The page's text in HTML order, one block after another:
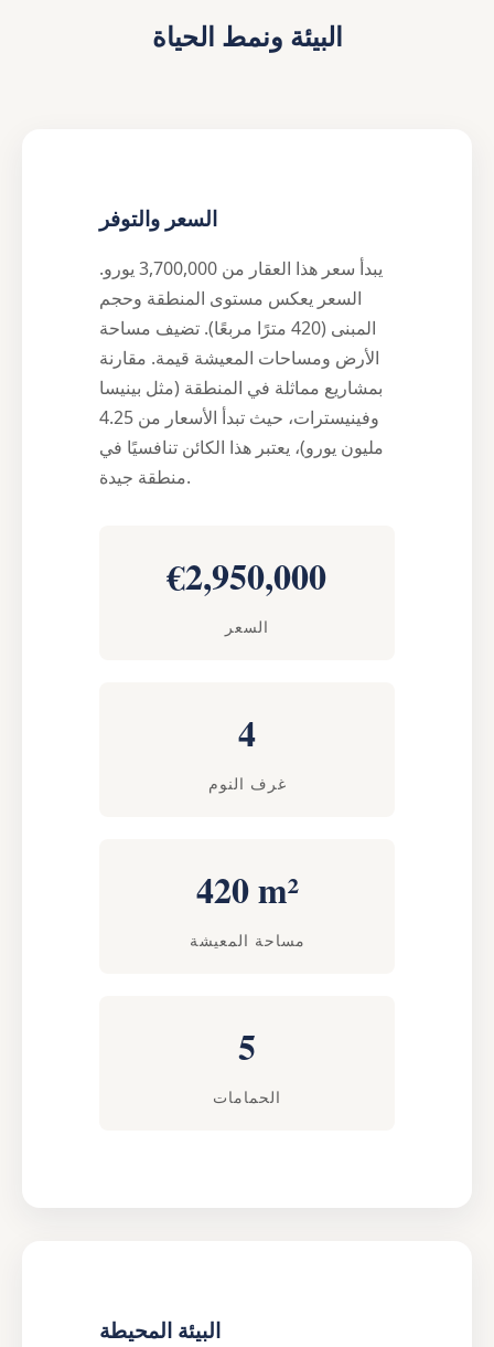
البيئة ونمط الحياة
السعر والتوفر
يبدأ سعر هذا العقار من 3,700,000 يورو.
السعر يعكس مستوى المنطقة وحجم
المبنى (420 مترًا مربعًا). تضيف مساحة
الأرض ومساحات المعيشة قيمة. مقارنة
بمشاريع مماثلة في المنطقة (مثل بينيسا
وفينيسترات، حيث تبدأ الأسعار من 4.25
مليون يورو)، يعتبر هذا الكائن تنافسيًا في
منطقة جيدة.
€2,950,000
السعر
4
غرف النوم
420 m²
مساحة المعيشة
5
الحمامات
البيئة المحيطة